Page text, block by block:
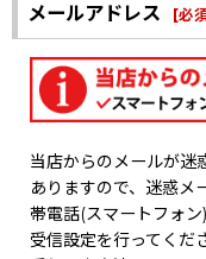
メールアドレス [必
当店からのメールが迷
ありますので、迷惑メ
帯電話(スマートフォ
受信設定を行ってくだ